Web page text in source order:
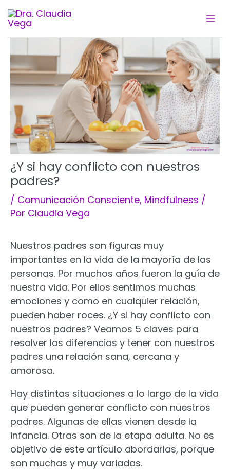
contenido
¿Y si hay conflicto con nuestros
padres?
/ Comunicación Consciente, Mindfulness /
Por Claudia Vega
Nuestros padres son figuras muy
importantes en la vida de la mayoría de las
personas. Por muchos años fueron la guía de
nuestra vida. Por ellos sentimos muchas
emociones y como en cualquier relación,
pueden haber roces. ¿Y si hay conflicto con
nuestros padres? Veamos 5 claves para
resolver las diferencias y tener con nuestros
padres una relación sana, cercana y
amorosa.
Hay distintas situaciones a lo largo de la vida
que pueden generar conflicto con nuestros
padres. Algunas de ellas vienen desde la
infancia. Otras son de la etapa adulta. No es
objetivo de este artículo abordarlas, porque
son muchas y muy variadas.